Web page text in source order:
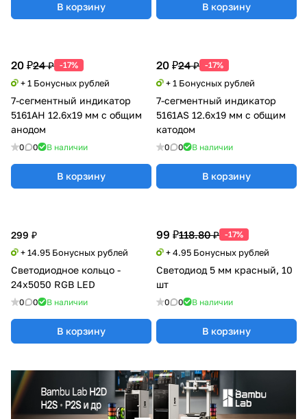
В корзину В корзину
20 ₽24 ₽ -17%
+ 1 Бонусных рублей
7-сегментный индикатор
5161AH 12.6x19 мм с общим
анодом
0 0 В наличии
В корзину
20 ₽24 ₽ -17%
+ 1 Бонусных рублей
7-сегментный индикатор
5161AS 12.6x19 мм с общим
катодом
0 0 В наличии
В корзину
299 ₽
+ 14.95 Бонусных рублей
Светодиодное кольцо -
24х5050 RGB LED
0 0 В наличии
В корзину
99 ₽118.80 ₽ -17%
+ 4.95 Бонусных рублей
Светодиод 5 мм красный, 10
шт
0 0 В наличии
В корзину